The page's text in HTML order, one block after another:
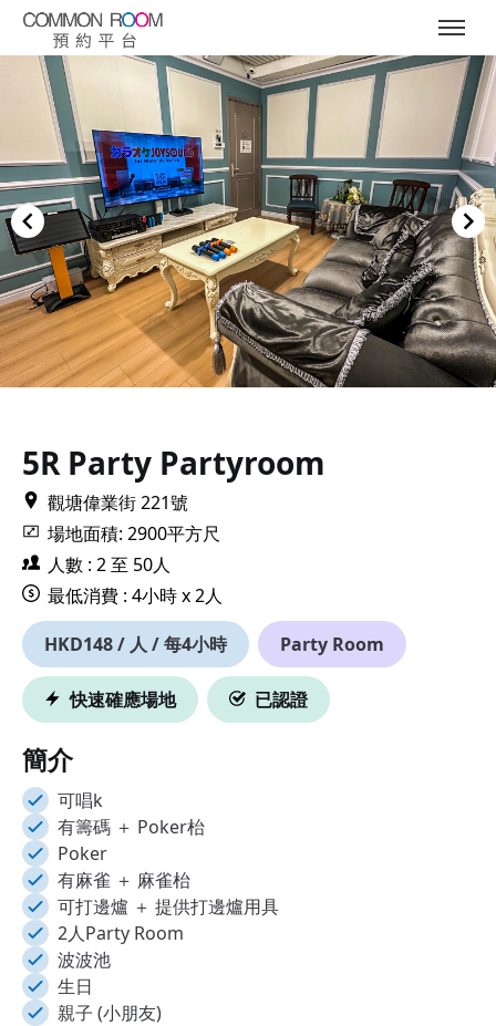
5R Party Partyroom
觀塘偉業街 221號
場地面積: 2900平方尺
人數 : 2 至 50人
最低消費 : 4小時 x 2人
HKD148 / 人 / 每4小時
Party Room
快速確應場地 已認證
簡介
可唱k
有籌碼 ＋ Poker枱
Poker
有麻雀 ＋ 麻雀枱
可打邊爐 ＋ 提供打邊爐用具
2人Party Room
波波池
生日
親子 (小朋友)